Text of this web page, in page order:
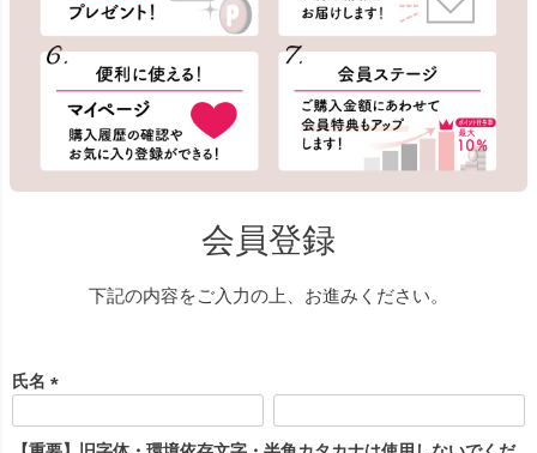
会員登録
下記の内容をご入力の上、お進みください。
氏名
必